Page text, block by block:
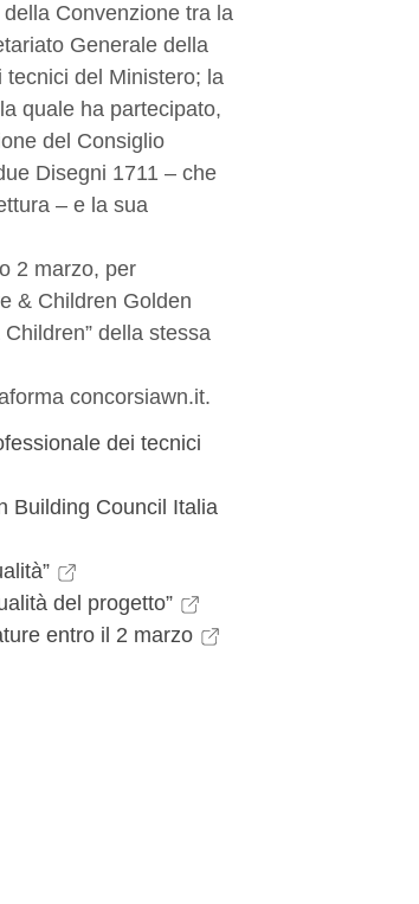
Convenzione tra la
Generale della
del Ministero; la
quale ha partecipato,
del Consiglio
Disegni 1711 – che
– e la sua
2 marzo, per
& Children Golden
della stessa
concorsiawn.it.
dei tecnici
Building Council Italia
del progetto”
entro il 2 marzo